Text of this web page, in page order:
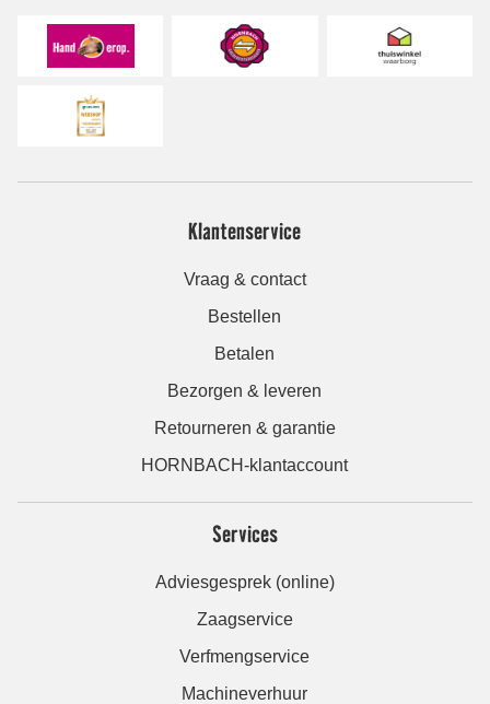
Klantenservice
Vraag & contact
Bestellen
Betalen
Bezorgen & leveren
Retourneren & garantie
HORNBACH-klantaccount
Services
Adviesgesprek (online)
Zaagservice
Verfmengservice
Machineverhuur